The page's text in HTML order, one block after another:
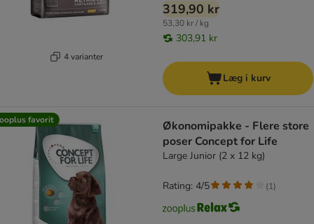
4 varianter
319,90 kr
53,30 kr / kg
303,91 kr
Læg i kurv
favorit
Økonomipakke - Flere store
poser Concept for Life
Large Junior (2 x 12 kg)
Rating: 4/5 (1)